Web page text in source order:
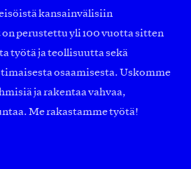
kansainvälisiin
perustettu yli 100 vuotta sitten
työtä ja teollisuutta sekä
osaamisesta. Uskomme
ja rakentaa vahvaa,
Me rakastamme työtä!